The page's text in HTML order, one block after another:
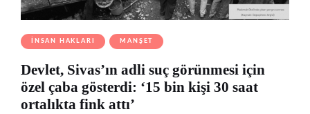
İNSAN HAKLARI MANŞET
Devlet, Sivas’ın adli suç görünmesi için
özel çaba gösterdi: ‘15 bin kişi 30 saat
ortalıkta fink attı’